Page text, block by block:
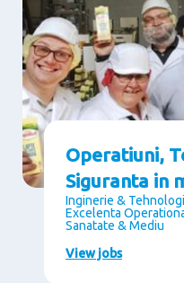
Operatiuni,
Siguranta in
Inginerie &
Excelenta
Sanatate & Mediu
View jobs